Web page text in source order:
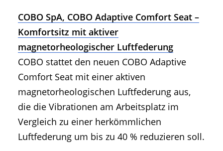
COBO SpA, COBO Adaptive Comfort Seat –
Komfortsitz mit aktiver
magnetorheologischer Luftfederung
COBO stattet den neuen COBO Adaptive
Comfort Seat mit einer aktiven
magnetorheologischen Luftfederung aus,
die die Vibrationen am Arbeitsplatz im
Vergleich zu einer herkömmlichen
Luftfederung um bis zu 40 % reduzieren soll.